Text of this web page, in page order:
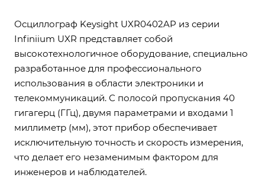
Осциллограф Keysight UXR0402AP из серии
Infiniium UXR представляет собой
высокотехнологичное оборудование, специально
разработанное для профессионального
использования в области электроники и
телекоммуникаций. С полосой пропускания 40
гигагерц (ГГц), двумя параметрами и входами 1
миллиметр (мм), этот прибор обеспечивает
исключительную точность и скорость измерения,
что делает его незаменимым фактором для
инженеров и наблюдателей.